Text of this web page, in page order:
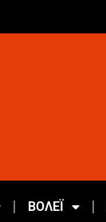
ΒΟΛΕΪ